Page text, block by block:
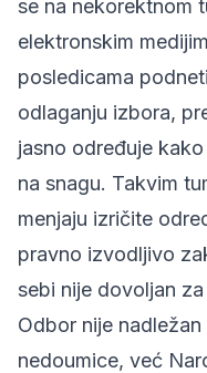
se na nekorektnom
elektronskim
posledicama
odlaganju izbora,
jasno određuje
na snagu. Takvim
menjaju izričite
pravno izvodljivo
sebi nije dovoljan
Odbor nije
nedoumice, već